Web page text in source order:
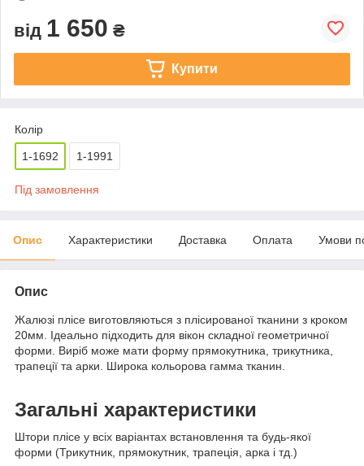
від 1 650 ₴
Купити
Колір
1-1692 1-1991
Під замовлення
Опис Характеристики Доставка Оплата Умови
Опис
Жалюзі плісе виготовляються з плісированої тканини з кроком
20мм. Ідеально підходить для вікон складної геометричної
форми. Виріб може мати форму прямокутника, трикутника,
трапеції та арки. Широка кольорова гамма тканин.
Загальні характеристики
Штори плісе у всіх варіантах встановлення та будь-якої
форми (Трикутник, прямокутник, трапеція, арка і тд.)